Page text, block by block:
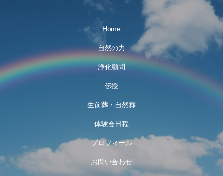
Home
自然の力
浄化顧問
伝授
生前葬・自然葬
体験会日程
プロフィール
お問い合わせ